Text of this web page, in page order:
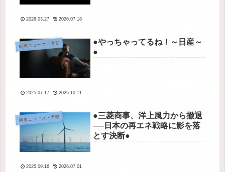
2026.03.27 2026.07.18
時事ニュース・考察
●やっちゃってるね！～日産～
●
2025.07.17 2025.10.11
時事ニュース・考察
●三菱商事、洋上風力から撤退
──日本の再エネ戦略に影を落
とす決断●
2025.09.16 2026.07.01